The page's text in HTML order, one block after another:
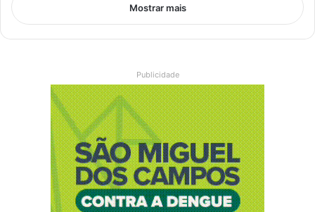
Mostrar mais
Publicidade